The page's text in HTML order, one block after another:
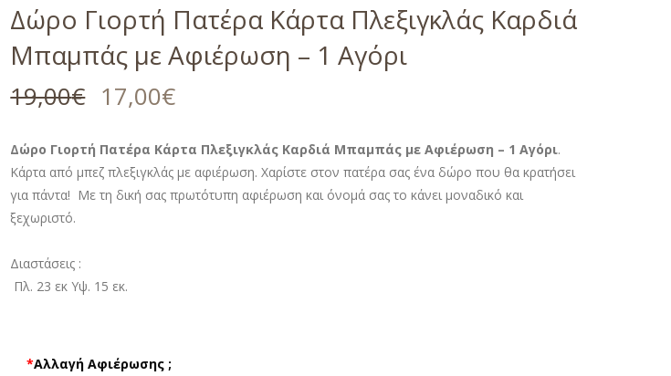
Δώρο Γιορτή Πατέρα Κάρτα Πλεξιγκλάς Καρδιά
Μπαμπάς με Αφιέρωση – 1 Αγόρι
19,00€ 17,00€
Δώρο Γιορτή Πατέρα Κάρτα Πλεξιγκλάς Καρδιά Μπαμπάς με Αφιέρωση – 1 Αγόρι.
Κάρτα από μπεζ πλεξιγκλάς με αφιέρωση. Χαρίστε στον πατέρα σας ένα δώρο που θα κρατήσει
για πάντα! Με τη δική σας πρωτότυπη αφιέρωση και όνομά σας το κάνει μοναδικό και
ξεχωριστό.
Διαστάσεις :
Πλ. 23 εκ Υψ. 15 εκ.
*Αλλαγή Αφιέρωσης ;